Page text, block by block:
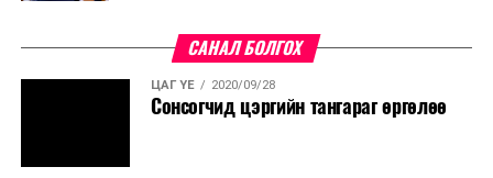
САНАЛ БОЛГОХ
ЦАГ ҮЕ 2020/09/28
Сонсогчид цэргийн тангараг өргөлөө